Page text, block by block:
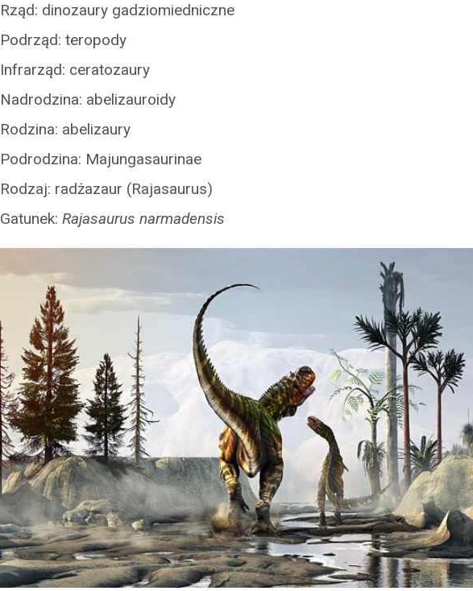
Rząd: dinozaury gadziomiedniczne
Podrząd: teropody
Infrarząd: ceratozaury
Nadrodzina: abelizauroidy
Rodzina: abelizaury
Podrodzina: Majungasaurinae
Rodzaj: radżazaur (Rajasaurus)
Gatunek: Rajasaurus narmadensis